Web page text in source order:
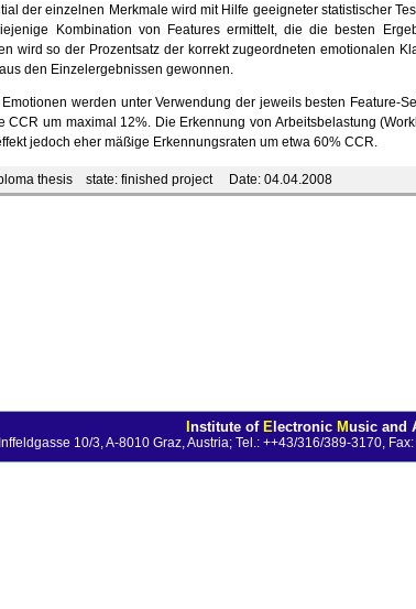
der einzelnen Merkmale wird mit Hilfe geeigneter statistischer
Kombination von Features ermittelt, die die besten
wird so der Prozentsatz der korrekt zugeordneten emotionalen
den Einzelergebnissen gewonnen.
werden unter Verwendung der jeweils besten
CCR um maximal 12%. Die Erkennung von Arbeitsbelastung
jedoch eher mäßige Erkennungsraten um etwa 60% CCR.
thesisstate: finished project Date:04.04.2008
Institute of Electronic Music and
Inffeldgasse 10/3, A-8010 Graz, Austria; Tel.: ++43/316/389-3170,